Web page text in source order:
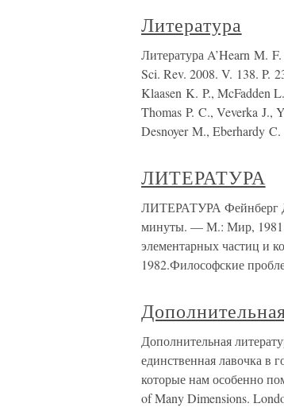
Литература
Литература A’Hearn M.
Sci. Rev. 2008. V. 138. P.
Klaasen K. P., McFadden
Thomas P. C., Veverka J.,
Desnoyer M., Eberhardy
ЛИТЕРАТУРА
ЛИТЕРАТУРА Фейнберг
минуты. — М.: Мир,
элементарных частиц и
1982.Философские
Дополнительная
единственная лавочка в
которые нам особенно
of Many Dimensions.